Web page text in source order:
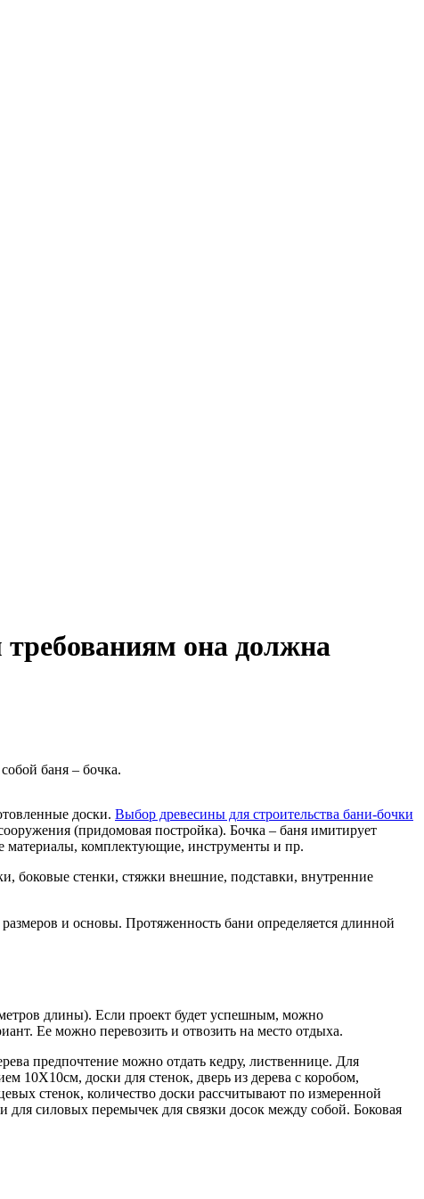
она должна
баня – бочка.
доски. Выбор древесины для строительства бани-бочки
(придомовая постройка). Бочка – баня имитирует
материалы, комплектующие, инструменты и пр.
боковые стенки, стяжки внешние, подставки, внутренние
и основы. Протяженность бани определяется длинной
метров длины). Если проект будет успешным, можно
Ее можно перевозить и отвозить на место отдыха.
предпочтение можно отдать кедру, лиственнице. Для
10Х10см, доски для стенок, дверь из дерева с коробом,
стенок, количество доски рассчитывают по измеренной
силовых перемычек для связки досок между собой. Боковая